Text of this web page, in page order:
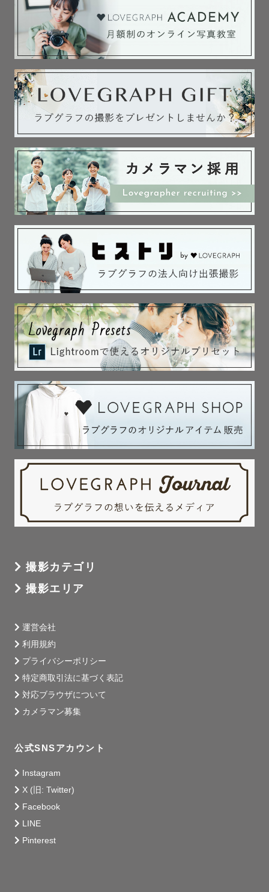
スケジュールが × や △ でも対応可能な場合がございま
その他ご不明点、ご相談などもLINE公式アカウントよりお
気軽にお問い合わせください。
※ストロボを使用した撮影は対応しておりませんのでご了
承ください。
---------- アートニューボーンフォトについて ----------
赤ちゃんが深く眠ってくれやすく、より新生児らしさを残
せる生後2週間以内での撮影がおすすめです👶🏻
ご出産前から仮の日程でお申し込みいただいて問題ござい
ません。
事前にご相談いただけましたら、ご出産日が前後した際に
も調整できるようできる限り準備いたします。
---------- 無料でご用意できる小物について ----------
[ アートニューボーン ]
おくるみ7種（白、グレー、水色、黄色、ピンク系）
かご3種（白の四角いかご、茶色の丸かご、茶色系のお花型
のかご)
ヘッドアクセサリー（ベージュのくまさん帽子、白いお花
のヘッドバンド、ベビークラウン、リボン3色）
背景布(白、水色、ピンク)
木目背景布(白、茶色系)
造花
※生花を使用する場合はゲスト様にご準備をお願いしてお
ります。
[ 七五三用 ]
手毬 / 白い和傘 / 753の木製ボード
ミニ黒板とチョーク / レターボード
山に囲まれた長野県茅野市出身⛰
数年前から静岡県静岡市で暮らしています。
小さい頃から動物好き🐾
わんちゃんねこちゃんだけでなく、リスやハムスター、小
鳥や熱帯魚などなど...
---------- 写真への想い ----------
わたしは写真を見返す時間が好きです。
大切な人達と過ごした楽しい時間、きれいな景色、おいし
撮影カテゴリ
撮影エリア
運営会社
利用規約
プライバシーポリシー
特定商取引法に基づく表記
対応ブラウザについて
カメラマン募集
公式SNSアカウント
Instagram
X (旧: Twitter)
Facebook
LINE
Pinterest